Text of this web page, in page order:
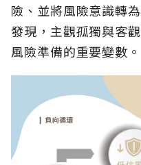
險、並將風險意識轉
發現，主觀孤獨與客
風險準備的重要變數。